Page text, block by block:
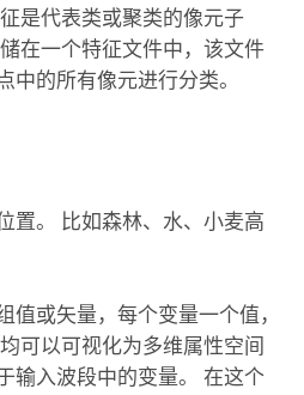
是代表类或聚类的像元子
在一个特征文件中，该文件
中的所有像元进行分类。
置。 比如森林、水、小麦高
值或矢量，每个变量一个值，
可以可视化为多维属性空间
输入波段中的变量。 在这个